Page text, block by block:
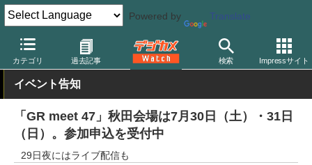
Powered by Translate
カテゴリ 過去記事 検索 Impressサイト
デジカメ Watch カメラ レンズ一体型（コンパクト）カメラ リ
イベント告知
「GR meet 47」秋田会場は7月30日（土）・31日
（日）。参加申込を受付中
29日夜にはライブ配信も